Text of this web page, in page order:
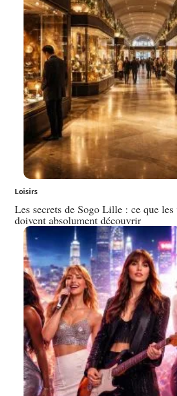
Loisirs
Les secrets de Sogo Lille : ce que
doivent absolument découvrir